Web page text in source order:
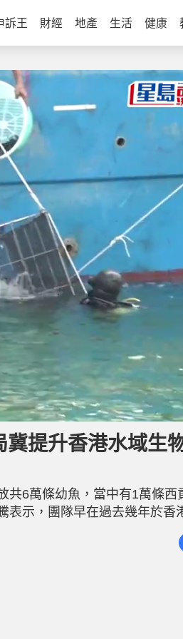
訴王 財經 地產 生活 健康
提升香港水域生
共6萬條幼魚，當中有1萬條西
表示，團隊早在過去幾年於香
次放魚行動亦是在魚礁正上方
西部水域生物多樣性及漁業